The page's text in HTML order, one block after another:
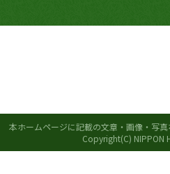
本ホームページに記載の文章・画像・写
Copyright(C) NIPPON